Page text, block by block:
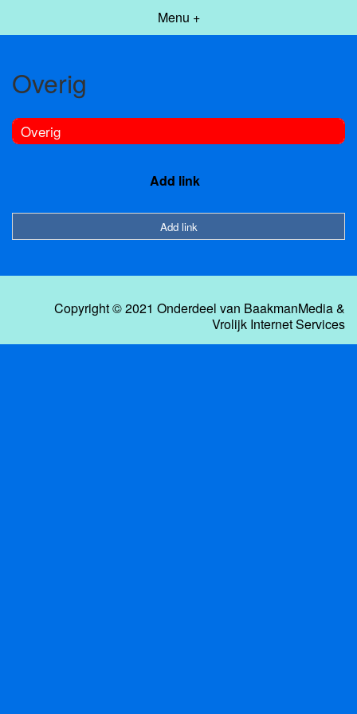
Menu +
Overig
Overig
Add link
Add link
Copyright © 2021 Onderdeel van BaakmanMedia&
Vrolijk Internet Services